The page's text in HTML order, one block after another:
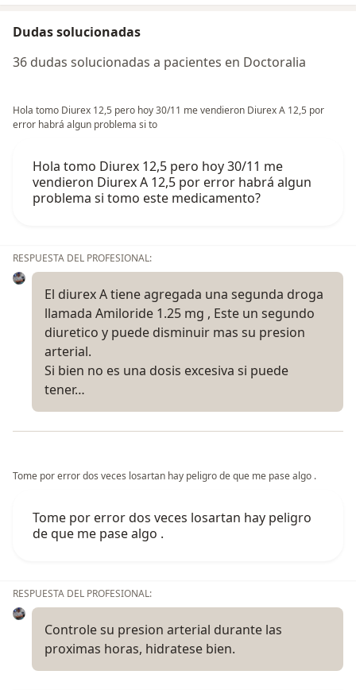
Dudas solucionadas
36 dudas solucionadas a pacientes en Doctoralia
Hola tomo Diurex 12,5 pero hoy 30/11 me vendieron Diurex A 12,5 por
error habrá algun problema si to
Hola tomo Diurex 12,5 pero hoy 30/11 me
vendieron Diurex A 12,5 por error habrá algun
problema si tomo este medicamento?
RESPUESTA DEL PROFESIONAL:
El diurex A tiene agregada una segunda droga
llamada Amiloride 1.25 mg , Este un segundo
diuretico y puede disminuir mas su presion
arterial.
Si bien no es una dosis excesiva si puede
tener…
Tome por error dos veces losartan hay peligro de que me pase algo .
Tome por error dos veces losartan hay peligro
de que me pase algo .
RESPUESTA DEL PROFESIONAL:
Controle su presion arterial durante las
proximas horas, hidratese bien.